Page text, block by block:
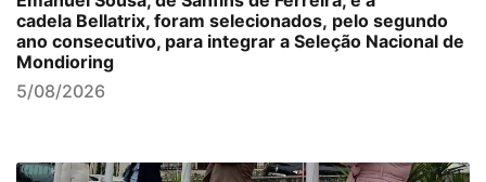
cadela Bellatrix, foram selecionados, pelo segundo
ano consecutivo, para integrar a Seleção Nacional de
Mondioring
5/08/2026